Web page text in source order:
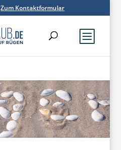
Zum Kontaktformular